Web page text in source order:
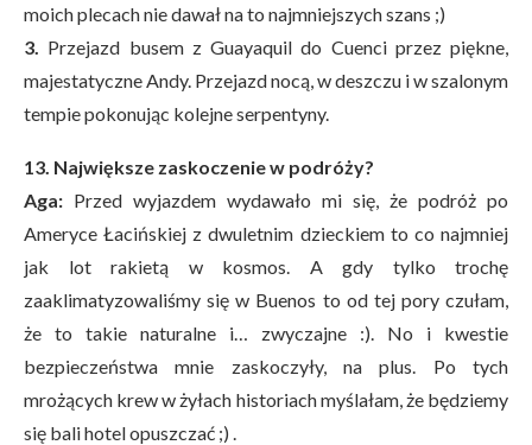
moich plecach nie dawał na to najmniejszych szans ;)
3.
Przejazd busem z Guayaquil do Cuenci przez piękne,
majestatyczne Andy. Przejazd nocą, w deszczu i w szalonym
tempie pokonując kolejne serpentyny.
13. Największe zaskoczenie w podróży?
Aga: Przed wyjazdem wydawało mi się, że podróż po
Ameryce Łacińskiej z dwuletnim dzieckiem to co najmniej
jak lot rakietą w kosmos. A gdy tylko trochę
zaaklimatyzowaliśmy się w Buenos to od tej pory czułam,
że to takie naturalne i… zwyczajne :). No i kwestie
bezpieczeństwa mnie zaskoczyły, na plus. Po tych
mrożących krew w żyłach historiach myślałam, że będziemy
się bali hotel opuszczać ;) .